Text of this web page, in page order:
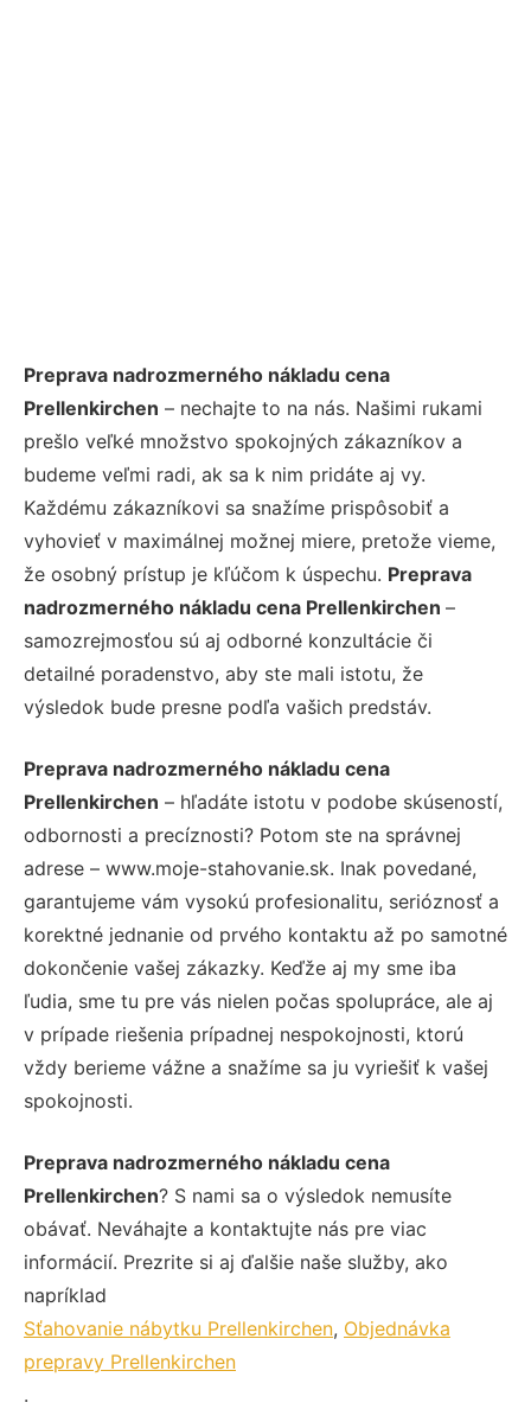
Preprava nadrozmerného nákladu cena
Prellenkirchen – nechajte to na nás. Našimi rukami
prešlo veľké množstvo spokojných zákazníkov a
budeme veľmi radi, ak sa k nim pridáte aj vy.
Každému zákazníkovi sa snažíme prispôsobiť a
vyhovieť v maximálnej možnej miere, pretože vieme,
že osobný prístup je kľúčom k úspechu. Preprava
nadrozmerného nákladu cena Prellenkirchen –
samozrejmosťou sú aj odborné konzultácie či
detailné poradenstvo, aby ste mali istotu, že
výsledok bude presne podľa vašich predstáv.
Preprava nadrozmerného nákladu cena
Prellenkirchen – hľadáte istotu v podobe skúseností,
odbornosti a precíznosti? Potom ste na správnej
adrese – www.moje-stahovanie.sk. Inak povedané,
garantujeme vám vysokú profesionalitu, serióznosť a
korektné jednanie od prvého kontaktu až po samotné
dokončenie vašej zákazky. Keďže aj my sme iba
ľudia, sme tu pre vás nielen počas spolupráce, ale aj
v prípade riešenia prípadnej nespokojnosti, ktorú
vždy berieme vážne a snažíme sa ju vyriešiť k vašej
spokojnosti.
Preprava nadrozmerného nákladu cena
Prellenkirchen? S nami sa o výsledok nemusíte
obávať. Neváhajte a kontaktujte nás pre viac
informácií. Prezrite si aj ďalšie naše služby, ako
napríklad
Sťahovanie nábytku Prellenkirchen, Objednávka
prepravy Prellenkirchen
.